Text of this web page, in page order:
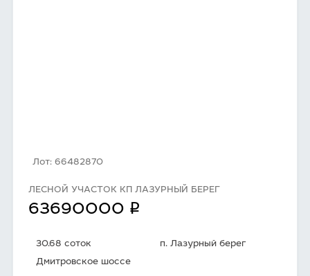
Лот: 66482870
ЛЕСНОЙ УЧАСТОК КП ЛАЗУРНЫЙ БЕРЕГ
63690000 q
30.68 соток
п. Лазурный берег
Дмитровское шоссе